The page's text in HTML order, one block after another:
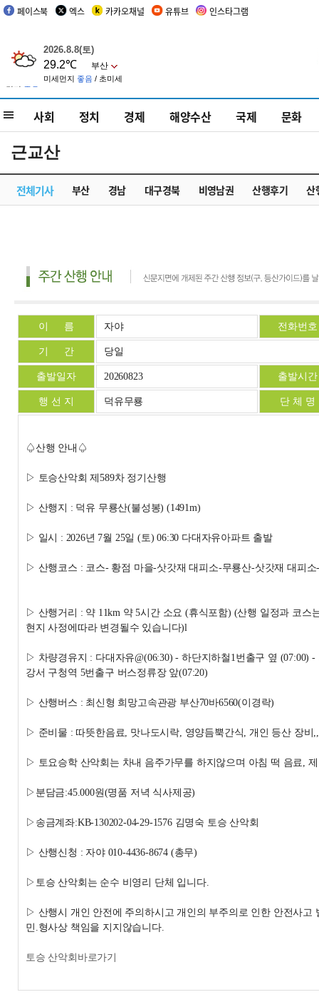
페이스북 엑스 카카오채널 유튜브 인스타그램
사회 정치 경제 해양수산 국제 문화
전체기사 부산 경남 대구경북 비영남권 산행후기 산
근교산
이 름 자야 전화번호
기 간 당일
출발일자 20260823 출발시간
행 선 지 덕유무룡 단 체 명
♤산행 안내♤
▷ 토승산악회 제589차 정기산행
▷ 산행지 : 덕유 무룡산(불성봉) (1491m)
▷ 일시 : 2026년 7월 25일 (토) 06:30 다대자유아파트 출발
▷ 산행코스 : 코스- 황점 마을-삿갓재 대피소-무룡산-삿갓재 대피
▷ 산행거리 : 약 11km 약 5시간 소요 (휴식포함) (산행 일정과 코스
현지 사정에따라 변경될수 있습니다)l
▷ 차량경유지 : 다대자유@(06:30) - 하단지하철1번출구 옆 (07:00) -
강서 구청역 5번출구 버스정류장 앞(07:20)
▷ 산행버스 : 최신형 희망고속관광 부산70바6560(이경락)
▷ 준비물 : 따뜻한음료, 맛나도시락, 영양듬뿍간식, 개인 등산 장비
▷ 토요승학 산악회는 차내 음주가무를 하지않으며 아침 떡 음료,
▷분담금:45.000원(명품 저녁 식사제공)
▷송금계좌:KB-130202-04-29-1576 김명숙 토승 산악회
▷ 산행신청 : 자야 010-4436-8674 (총무)
▷토승 산악회는 순수 비영리 단체 입니다.
▷ 산행시 개인 안전에 주의하시고 개인의 부주의로 인한 안전사고
민.형사상 책임을 지지않습니다.
토승 산악회바로가기